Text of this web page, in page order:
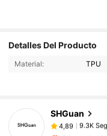
Detalles Del Producto
Material: TPU
SHGuan
4,89 9.3K
9.3K
4,89
9.3K